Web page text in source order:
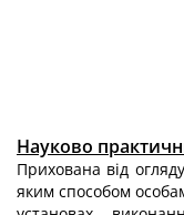
Науково
Прихована від
яким способом